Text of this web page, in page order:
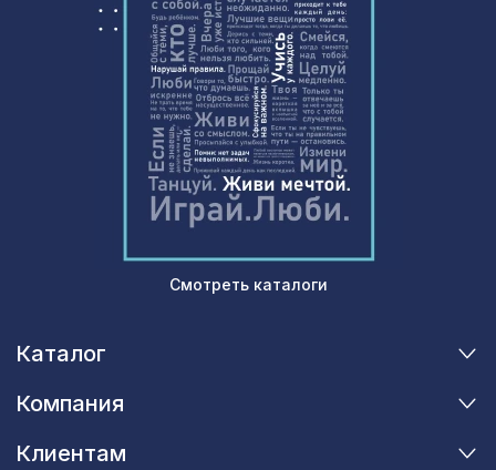
Смотреть каталоги
Каталог
Компания
Клиентам